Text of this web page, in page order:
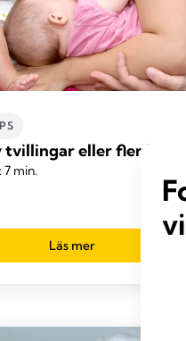
eller fler barn
7 min.
Läs mer